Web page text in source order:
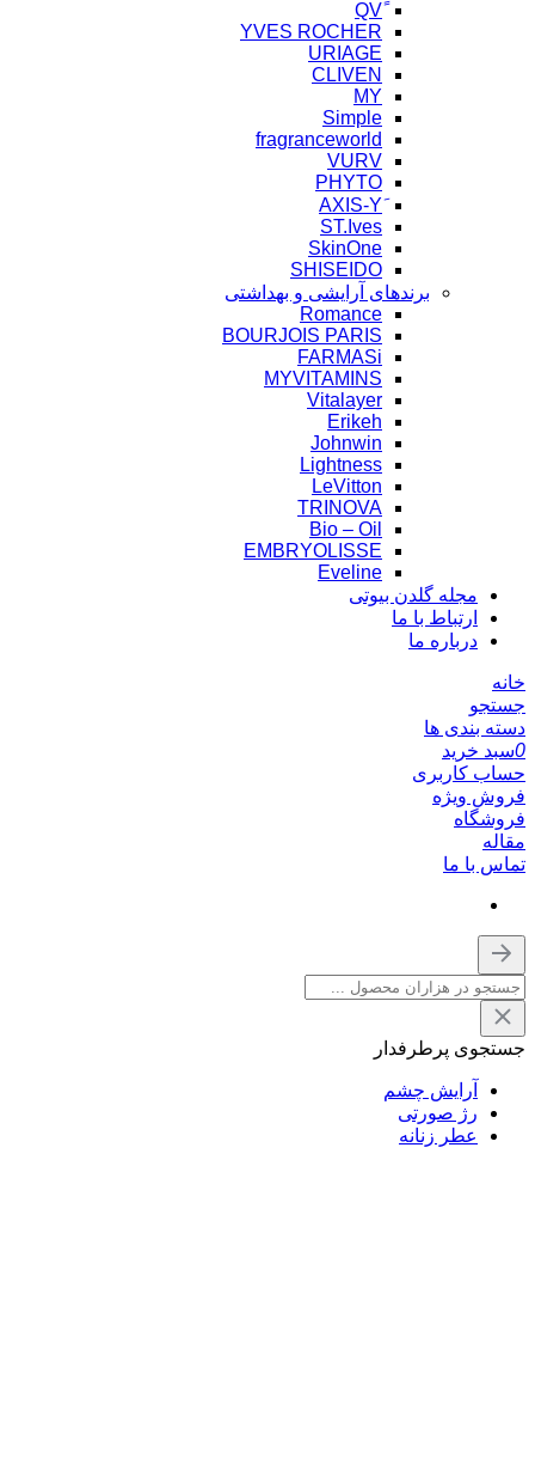
YVES ROCHER
URIAGE
CLIVEN
MY
Simple
fragranceworld
VURV
PHYTO
ST.Ives
SkinOne
SHISEIDO
برندهای آرایشی و بهداشتی
Romance
BOURJOIS PARIS
FARMASi
MYVITAMINS
Vitalayer
Erikeh
Johnwin
Lightness
LeVitton
TRINOVA
Bio – Oil
EMBRYOLISSE
Eveline
مجله گلدن بیوتی
ارتباط با ما
درباره ما
خانه
جستجو
دسته بندی ها
0سبد خرید
حساب کاربری
فروش ویژه
فروشگاه
مقاله
تماس با ما
جستجوی پرطرفدار
آرایش چشم
رژ صورتی
عطر زنانه